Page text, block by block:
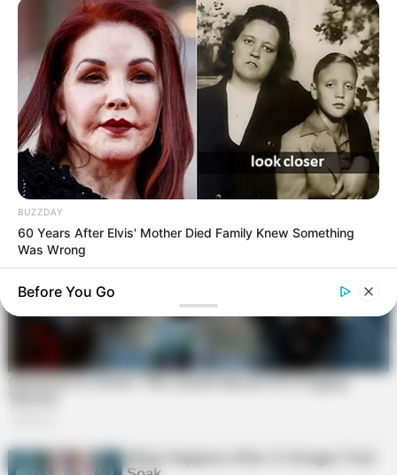
BUZZDAY
60 Years After Elvis' Mother Died Family Knew Something
Was Wrong
Before You Go